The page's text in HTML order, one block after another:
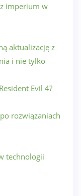
imperium w
aktualizację z
i nie tylko
Evil 4?
rozwiązaniach
technologii